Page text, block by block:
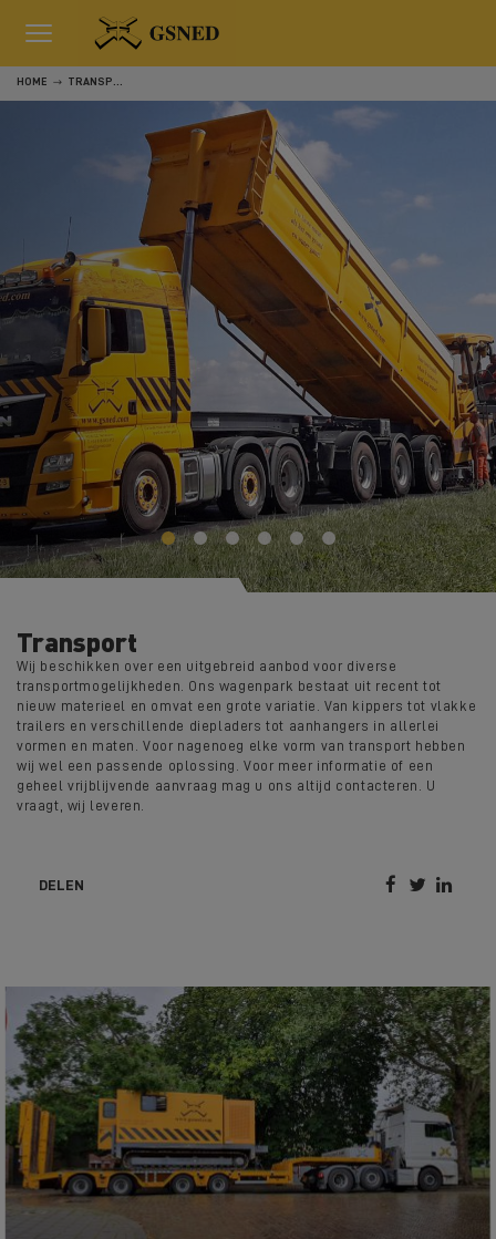
HOME TRANSPORT
Transport
Wij beschikken over een uitgebreid aanbod voor diverse
transportmogelijkheden. Ons wagenpark bestaat uit recent tot
nieuw materieel en omvat een grote variatie. Van kippers tot vlakke
trailers en verschillende diepladers tot aanhangers in allerlei
vormen en maten. Voor nagenoeg elke vorm van transport hebben
wij wel een passende oplossing. Voor meer informatie of een
geheel vrijblijvende aanvraag mag u ons altijd contacteren. U
vraagt, wij leveren.
DELEN   